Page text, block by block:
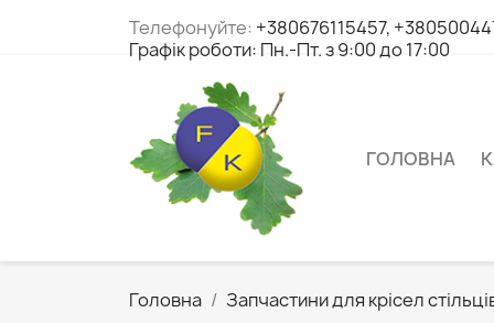
Телефонуйте: +380676115457,
Графік роботи: Пн.-Пт. з 9:00 до 17:00
ГОЛОВНА
Головна Запчастини для крісел